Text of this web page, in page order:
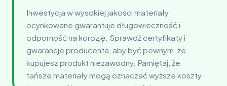
Inwestycja w wysokiej jakości materiały
ocynkowane gwarantuje długowieczność i
odporność na korozję. Sprawdź certyfikaty i
gwarancje producenta, aby być pewnym, że
kupujesz produkt niezawodny. Pamiętaj, że
tańsze materiały mogą oznaczać wyższe koszty